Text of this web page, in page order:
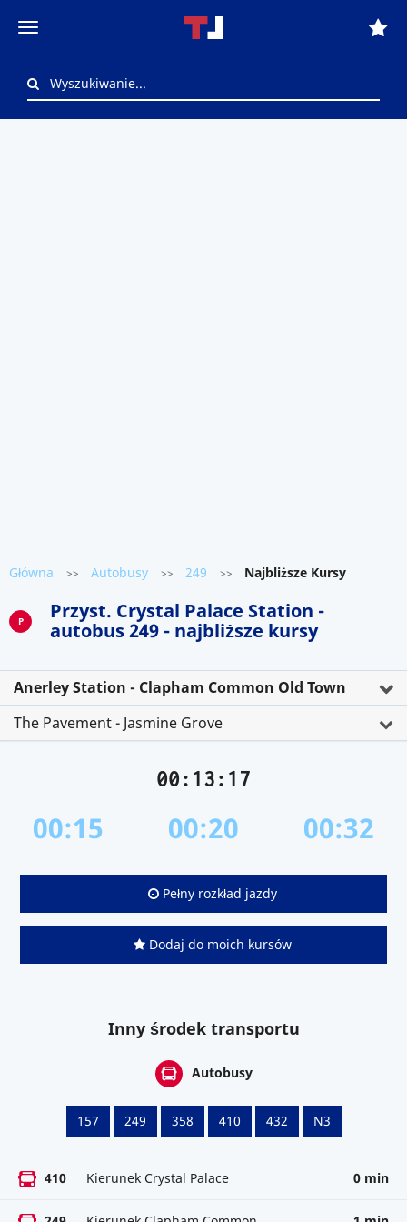
Główna >> Autobusy >> 249 >> Najbliższe Kursy
P
Przyst. Crystal Palace Station -
autobus 249 - najbliższe kursy
Anerley Station - Clapham Common Old Town
The Pavement - Jasmine Grove
00:13:18
00:15 00:20 00:32
Pełny rozkład jazdy
Dodaj do moich kursów
Inny środek transportu
Autobusy
157 249 358 410 432 N3
410 Kierunek Crystal Palace 0 min